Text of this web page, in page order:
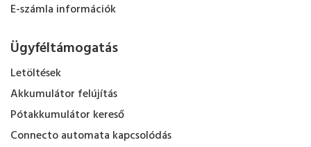
E-számla információk
Ügyféltámogatás
Letöltések
Akkumulátor felújítás
Pótakkumulátor kereső
Connecto automata kapcsolódás